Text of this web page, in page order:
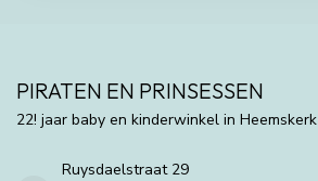
PIRATEN EN PRINSESSEN
22! jaar baby en kinderwinkel in Heemskerk
Ruysdaelstraat 29